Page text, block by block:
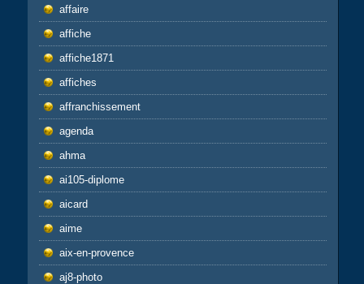
affaire
affiche
affiche1871
affiches
affranchissement
agenda
ahma
ai105-diplome
aicard
aime
aix-en-provence
aj8-photo